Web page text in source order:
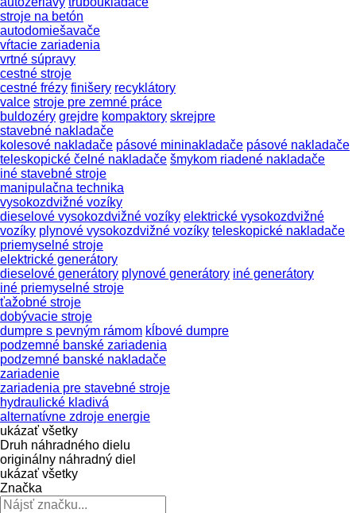
stroje na betón
autodomiešavače
vŕtacie zariadenia
vrtné súpravy
cestné stroje
cestné frézy finišery recyklátory
valce stroje pre zemné práce
buldozéry grejdre kompaktory skrejpre
stavebné nakladače
kolesové nakladače pásové mininakladače pásové nakladače
teleskopické čelné nakladače šmykom riadené nakladače
iné stavebné stroje
manipulačna technika
vysokozdvižné vozíky
dieselové vysokozdvižné vozíky elektrické vysokozdvižné
vozíky plynové vysokozdvižné vozíky teleskopické nakladače
priemyselné stroje
elektrické generátory
dieselové generátory plynové generátory iné generátory
iné priemyselné stroje
ťažobné stroje
dobývacie stroje
dumpre s pevným rámom kĺbové dumpre
podzemné banské zariadenia
podzemné banské nakladače
zariadenie
zariadenia pre stavebné stroje
hydraulické kladivá
alternatívne zdroje energie
ukázať všetky
Druh náhradného dielu
originálny náhradný diel
ukázať všetky
Značka